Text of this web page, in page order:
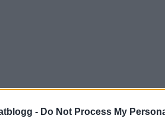
- Do Not Process My